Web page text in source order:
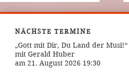
NÄCHSTE TERMINE
„Gott mit Dir, Du Land der Musi!“
mit Gerald Huber
am 21. August 2026 19:30